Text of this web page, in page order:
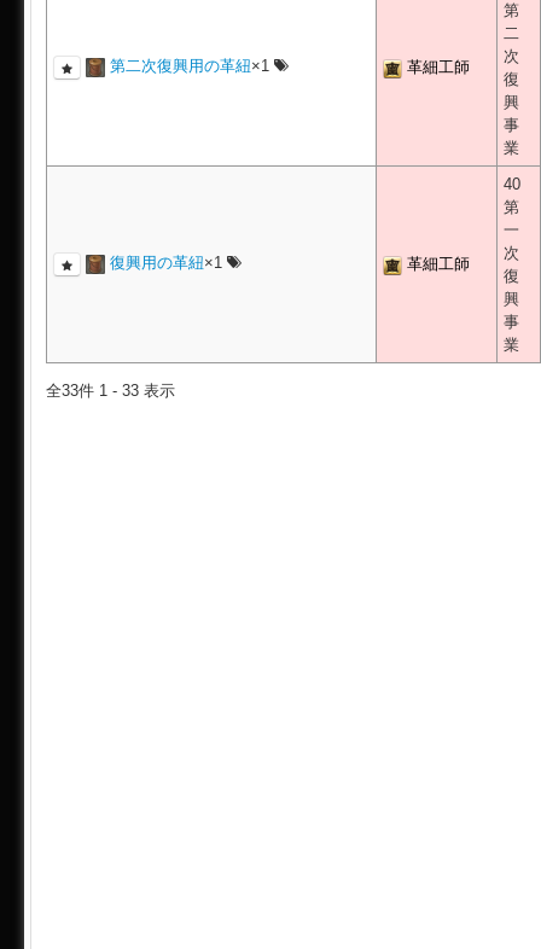
第二次復興用の革紐×1 革細工師
第
二
次
復
興
事
業
復興用の革紐×1 革細工師
40
第
一
次
復
興
事
業
全33件 1 - 33 表示